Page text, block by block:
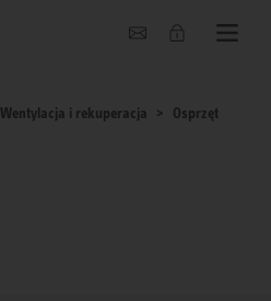
Wentylacja i rekuperacja
Osprzęt